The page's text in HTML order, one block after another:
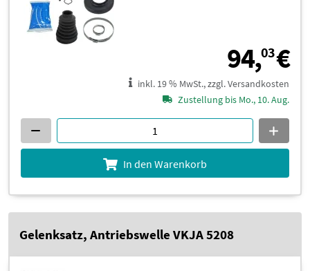
94,03€
inkl. 19 % MwSt., zzgl. Versandkosten
Zustellung bis Mo., 10. Aug.
In den Warenkorb
Gelenksatz, Antriebswelle VKJA 5208